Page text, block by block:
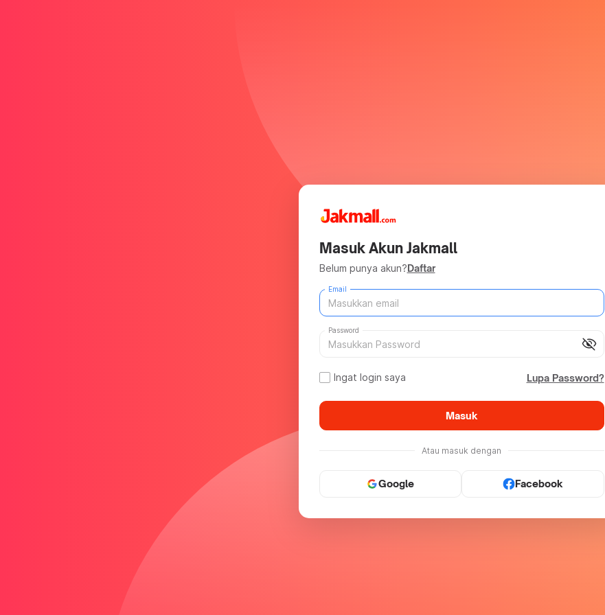
Masuk Akun Jakmall
Belum punya akun?Daftar
Email
visibility_off
Password
Ingat login saya Lupa Password?
Masuk
Atau masuk dengan
Google Facebook